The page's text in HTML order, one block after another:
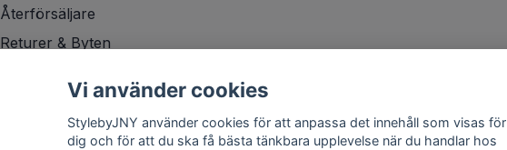
Återförsäljare
Returer & Byten
Vi använder cookies
StylebyJNY använder cookies för att anpassa det innehåll som visas för
dig och för att du ska få bästa tänkbara upplevelse när du handlar hos